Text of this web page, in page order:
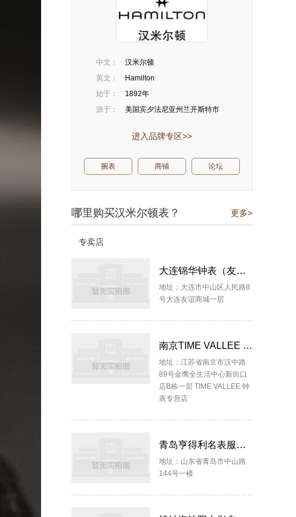
中文：
汉米尔顿
英文：
Hamilton
始于：
1892年
源于：
美国宾夕法尼亚州兰开斯特市
进入品牌专区>>
腕表 商铺 论坛
哪里购买汉米尔顿表？ 更多>
专卖店
大连锦华钟表（友谊商城店）
地址：大连市中山区人民路8
号大连友谊商城一层
南京TIME VALLEE 钟表专营店
地址：江苏省南京市汉中路
89号金鹰全生活中心新街口
店B栋一层 TIME VALLEE 钟
表专营店
青岛亨得利名表服务中心（中山路）
地址：山东省青岛市中山路
144号一楼